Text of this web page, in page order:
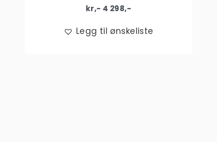
kr,- 4 298,-
Legg til ønskeliste